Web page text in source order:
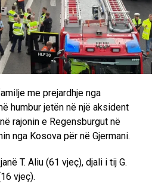
me prejardhje nga
humbur jetën në një aksident
rajonin e Regensburgut në
nga Kosova për në Gjermani.
T. Aliu (61 vjeç), djali i tij G.
vjeç).